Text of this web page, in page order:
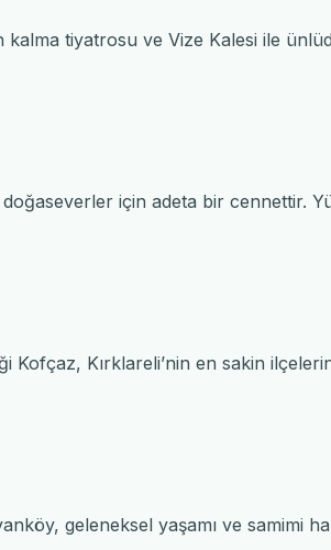
kalma tiyatrosu ve Vize Kalesi ile
için adeta bir cennettir.
Kırklareli’nin en sakin
geleneksel yaşamı ve samimi